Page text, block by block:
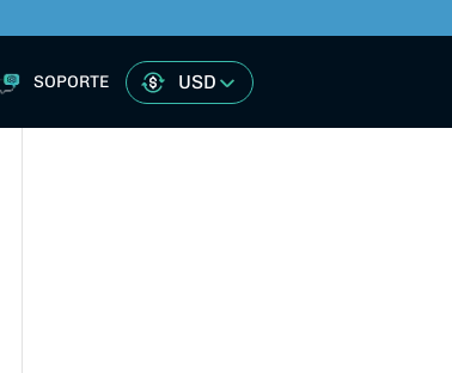
SOPORTE USD